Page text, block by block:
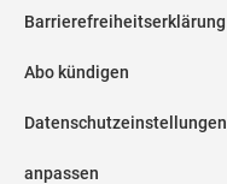
Barrierefreiheitserklärung
Abo kündigen
Datenschutzeinstellungen
anpassen